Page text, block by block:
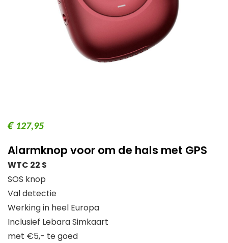
€127,95
Alarmknop voor om de hals met GPS
WTC 22 S
SOS knop
Val detectie
Werking in heel Europa
Inclusief Lebara Simkaart
met €5,- te goed